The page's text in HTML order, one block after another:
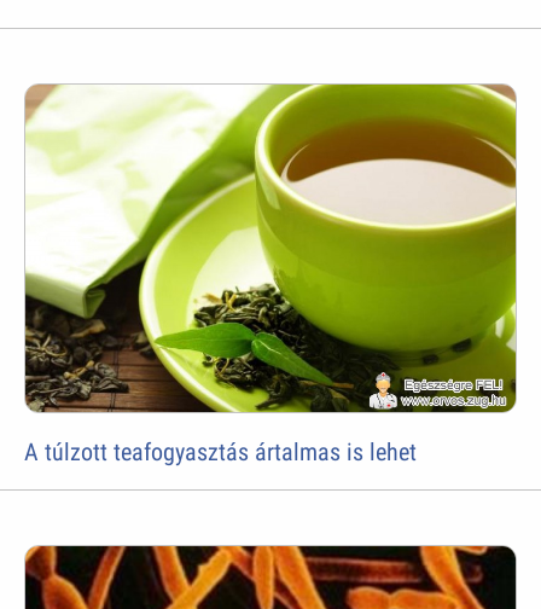
A túlzott teafogyasztás ártalmas is lehet